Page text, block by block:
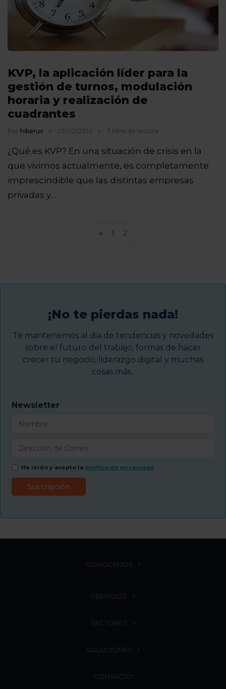
KVP, la aplicación líder para la
gestión de turnos, modulación
horaria y realización de
cuadrantes
Por hiberus 29/02/2012 3 Mins de lectura
¿Qué es KVP? En una situación de crisis en la
que vivimos actualmente, es completamente
imprescindible que las distintas empresas
privadas y…
« 1 2
¡No te pierdas nada!
Te mantenemos al dia de tendencias y novedades
sobre el futuro del trabajo, formas de hacer
crecer tu negocio, liderazgo digital y muchas
cosas más..
Newsletter
He leído y acepto la Política de privacidad
CONÓCENOS
SERVICIOS
SECTORES
SOLUCIONES
CONTACTO